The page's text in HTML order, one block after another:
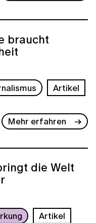
braucht
Artikel
Mehr erfahren
die Welt
Artikel